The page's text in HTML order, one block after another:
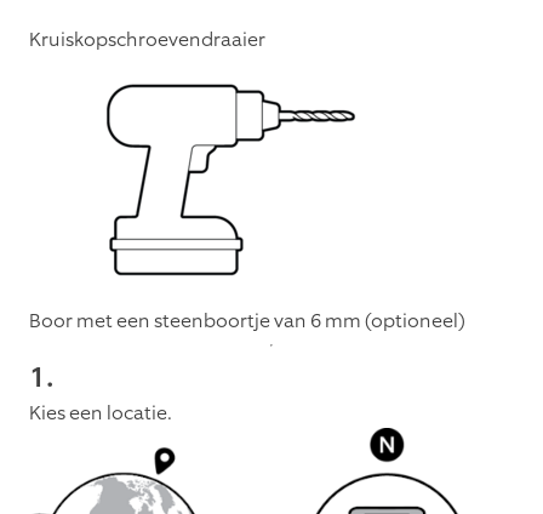
Kruiskopschroevendraaier
Boor met een steenboortje van 6 mm (optioneel)
1.
Kies een locatie.